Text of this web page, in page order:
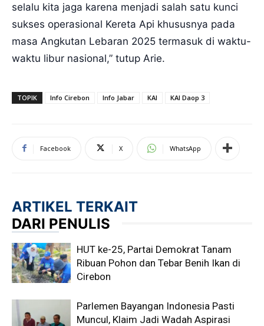
selalu kita jaga karena menjadi salah satu kunci
sukses operasional Kereta Api khususnya pada
masa Angkutan Lebaran 2025 termasuk di waktu-
waktu libur nasional,” tutup Arie.
TOPIK Info Cirebon Info Jabar KAI KAI Daop 3
Facebook X WhatsApp
ARTIKEL TERKAIT
DARI PENULIS
HUT ke-25, Partai Demokrat Tanam
Ribuan Pohon dan Tebar Benih Ikan di
Cirebon
Parlemen Bayangan Indonesia Pasti
Muncul, Klaim Jadi Wadah Aspirasi